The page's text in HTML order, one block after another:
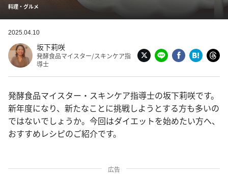
料理・グルメ
2025.04.10
坂下莉咲
発酵食品マイスター/スキンケア指
導士
発酵食品マイスター・スキンケア指導士の坂下莉咲です。
新年度になり、新たなことに挑戦しようとする方も多いの
ではないでしょうか。今回はダイエットを始めたい方へ、
おすすめレシピのご紹介です。
広告